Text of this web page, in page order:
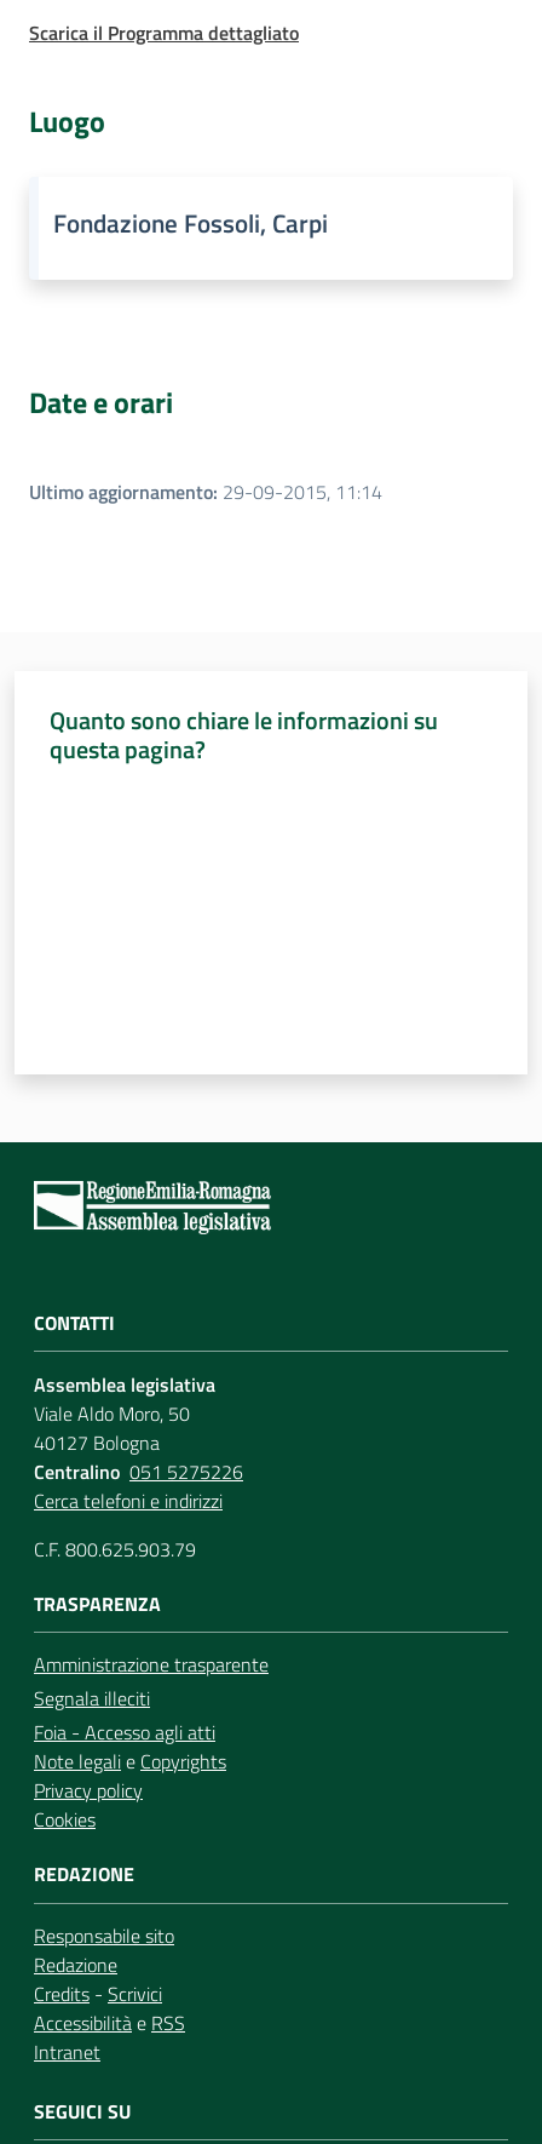
Assemblea
Argomenti
Per i cittadini
Scarica il Programma dettagliato
Luogo
Fondazione Fossoli, Carpi
Date e orari
Ultimo aggiornamento: 29-09-2015, 11:14
Quanto sono chiare le informazioni su
questa pagina?
CONTATTI
Assemblea legislativa
Viale Aldo Moro, 50
40127 Bologna
Centralino 051 5275226
Cerca telefoni e indirizzi
C.F. 800.625.903.79
TRASPARENZA
Amministrazione trasparente
Segnala illeciti
Foia - Accesso agli atti
Note legalie Copyrights
Privacy policy
Cookies
REDAZIONE
Responsabile sito
Redazione
Credits - Scrivici
Accessibilitàe RSS
Intranet
SEGUICI SU